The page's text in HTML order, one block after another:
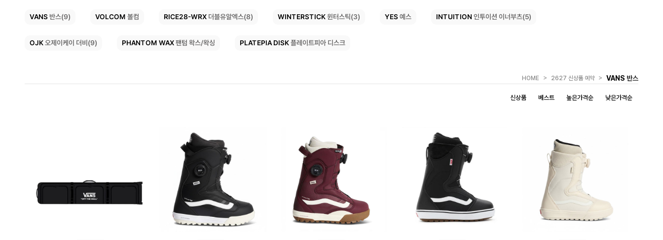
VANS반스(9) VOLCOM 볼컴 RICE28-WRX더블유알엑스(8) WINTERSTICK윈터스틱(3) YES예스 INTUITION 인투이션 이너부츠(5)
OJK오제이케이 더비(9) PHANTOM WAX팬텀 왁스/왁싱 PLATEPIA DISK플레이트피아 디스크
HOME > 2627 신상품 예약 > VANS 반스
신상품 베스트 높은가격순 낮은가격순